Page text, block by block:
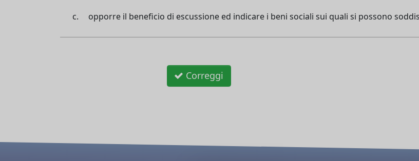
opporre il beneficio di escussione ed indicare i beni sociali sui quali si possono
Correggi